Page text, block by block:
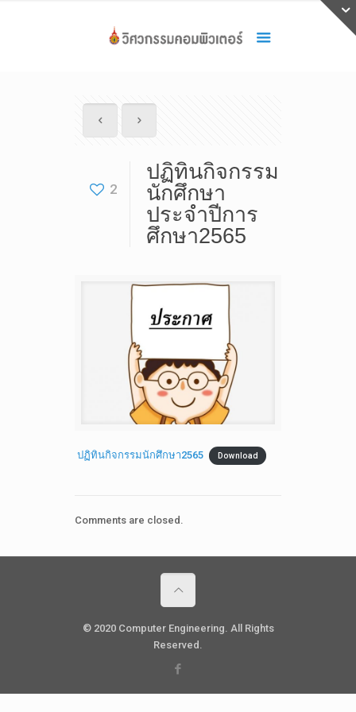
2
ปฏิทินกิจกรรม
นักศึกษา
ประจำปีการ
ศึกษา2565
ปฏิทินกิจกรรมนักศึกษา2565 Download
Comments are closed.
© 2020 Computer Engineering. All Rights
Reserved.